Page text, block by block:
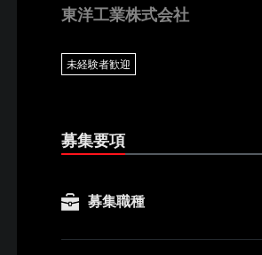
東洋工業株式会社
未経験者歓迎
募集要項
募集職種